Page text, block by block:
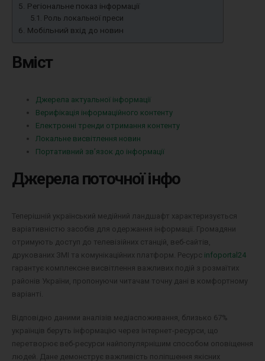
Регіональне показ інформації
Роль локальної преси
Мобільний вхід до новин
Вміст
Джерела актуальної інформації
Верифікація інформаційного контенту
Електронні тренди отримання контенту
Локальне висвітлення новин
Портативний зв’язок до інформації
Джерела поточної інфо
Теперішній український медійний ландшафт характеризується
варіативністю засобів для одержання інформації. Громадяни
отримують доступ до телевізійних станцій, веб-сайтів,
друкованих ЗМІ та комунікаційних платформ. Ресурс infoportal24
гарантує комплексне висвітлення важливих подій з розмаїтих
районів України, пропонуючи читачам точну дані в комфортному
варіанті.
Відповідно даними аналізів медіаспоживання, близько 67%
українців беруть інформацію через інтернет-ресурси, що
перетворює веб-ресурси найпопулярнішим способом оповіщення
людей. Дане демонструє важливість поліпшення якісних